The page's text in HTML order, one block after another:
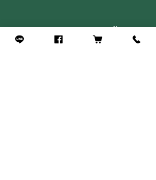
088-895-3327(คุณณัฐ)
094-256-2322
(คุณจุ้ย)